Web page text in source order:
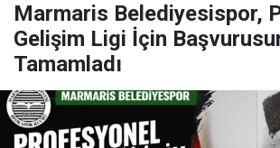
Marmaris Belediyesispor,
Gelişim Ligi İçin
Tamamladı